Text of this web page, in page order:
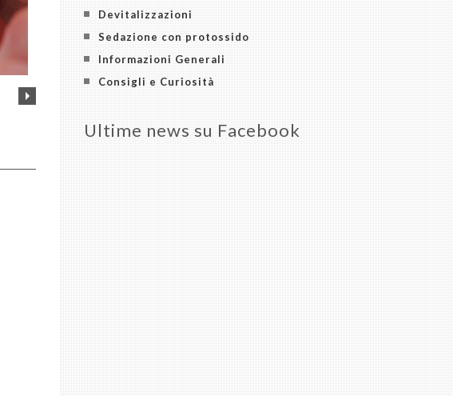
Devitalizzazioni
Sedazione con protossido
Informazioni Generali
Consigli e Curiosità
Ultime news su Facebook